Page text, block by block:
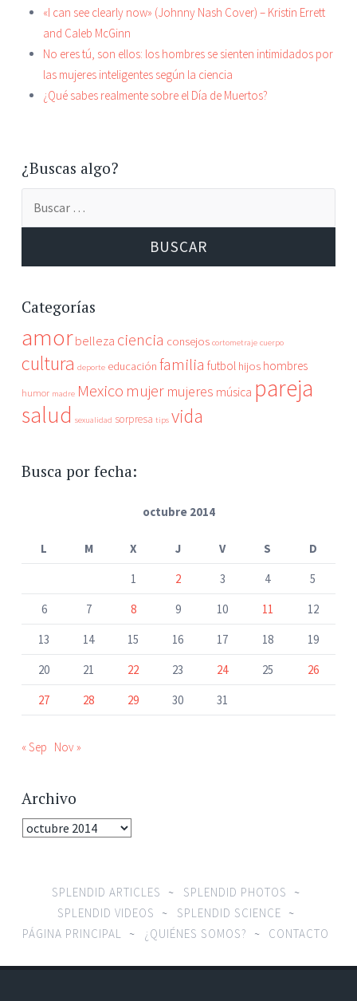
«I can see clearly now» (Johnny Nash Cover) – Kristin Errett
and Caleb McGinn
No eres tú, son ellos: los hombres se sienten intimidados por
las mujeres inteligentes según la ciencia
¿Qué sabes realmente sobre el Día de Muertos?
¿Buscas algo?
Categorías
amor belleza ciencia consejos cortometraje cuerpo
cultura deporte educación familia futbol hijos hombres
humor madre Mexico mujer mujeres música pareja
salud sexualidad sorpresa tips vida
Busca por fecha:
octubre 2014
L M X J V S
D
1
2 3 4
5
6
7 8 9 10 11
12
13
14 15 16 17 18
19
20
21 22 23 24 25
26
27
28 29 30 31
« Sep Nov »
Archivo
Archivo
SPLENDID ARTICLES
SPLENDID PHOTOS
SPLENDID VIDEOS
SPLENDID SCIENCE
PÁGINA PRINCIPAL
¿QUIÉNES SOMOS? CONTACTO